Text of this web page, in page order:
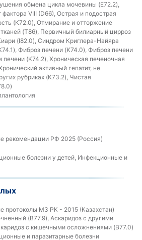
обмена цикла мочевины (E72.2),
VIII (D66), Острая и подострая
(K72.0), Отмирание и отторжение
(T86), Первичный билиарный цирроз
(I82.0), Синдром Криглера-Найяра
Фиброз печени (K74.0), Фиброз печени
печени (K74.2), Хроническая печеночная
активный гепатит, не
рубриках (K73.2), Чистая
рекомендации РФ 2025 (Россия)
болезни у детей, Инфекционные и
протоколы МЗ РК - 2015 (Казахстан)
(B77.9), Аскаридоз с другими
с кишечными осложнениями (B77.0)
и паразитарные болезни